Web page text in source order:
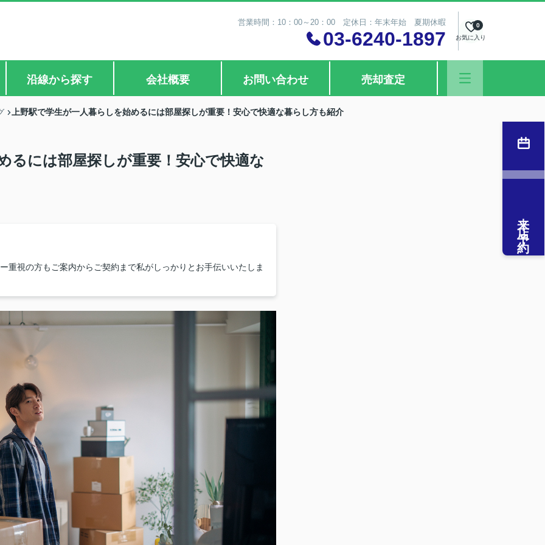
営業時間：10：00～20：00 定休日：年末年始 夏期休暇
03-6240-1897 お気に入り
0
沿線から探す 会社概要 お問い合わせ 売却査定
上野駅で学生が一人暮らしを始めるには部屋探しが重要！安心で快適な暮らし方も紹介
るには部屋探しが重要！安心で快適な
重視の方もご案内からご契約まで私がしっかりとお手伝いいたしま
来店予約